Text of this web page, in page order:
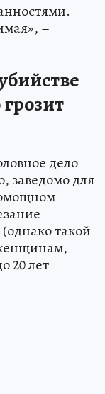
–
дело
заведомо для
—
такой
20 лет